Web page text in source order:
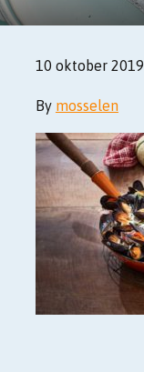
10 oktober 2019
By mosselen